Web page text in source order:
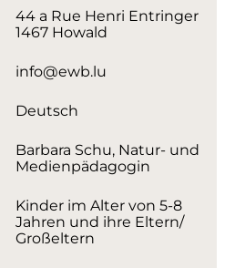
44 a Rue Henri Entringer
1467 Howald
info@ewb.lu
Deutsch
Barbara Schu, Natur- und
Medienpädagogin
Kinder im Alter von 5-8
Jahren und ihre Eltern/
Großeltern